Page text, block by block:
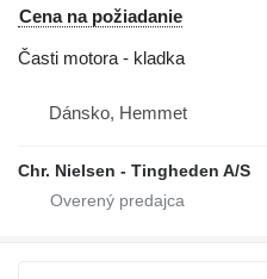
Cena na požiadanie
Časti motora - kladka
Dánsko, Hemmet
Chr. Nielsen - Tingheden A/S